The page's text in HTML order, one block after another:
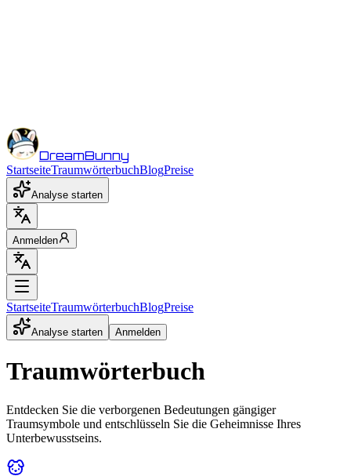
DreamBunny
StartseiteTraumwörterbuchBlogPreise
Analyse starten
Anmelden
StartseiteTraumwörterbuchBlogPreise
Analyse starten Anmelden
Traumwörterbuch
Entdecken Sie die verborgenen Bedeutungen gängiger
Traumsymbole und entschlüsseln Sie die Geheimnisse Ihres
Unterbewusstseins.